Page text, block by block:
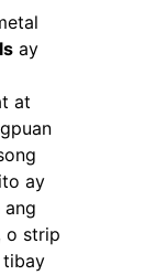
ay
at
ay
o strip
tibay